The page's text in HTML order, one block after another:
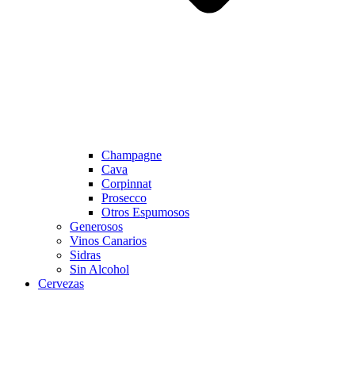
Champagne
Cava
Corpinnat
Prosecco
Otros Espumosos
Generosos
Vinos Canarios
Sidras
Sin Alcohol
Cervezas